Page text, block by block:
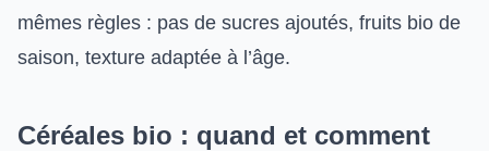
mêmes règles : pas de sucres ajoutés, fruits bio de
saison, texture adaptée à l’âge.
Céréales bio : quand et comment